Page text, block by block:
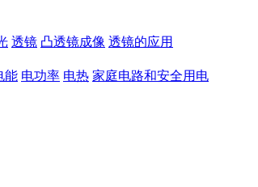
透镜 凸透镜成像 透镜的应用
能 电功率 电热 家庭电路和安全用电